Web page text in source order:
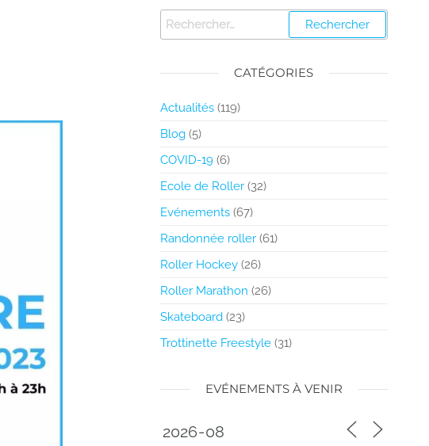
CATÉGORIES
Actualités(119)
Blog(5)
COVID-19(6)
Ecole de Roller(32)
Evénements(67)
Randonnée roller(61)
Roller Hockey(26)
Roller Marathon (26)
Skateboard(23)
Trottinette Freestyle(31)
EVÉNEMENTS À VENIR